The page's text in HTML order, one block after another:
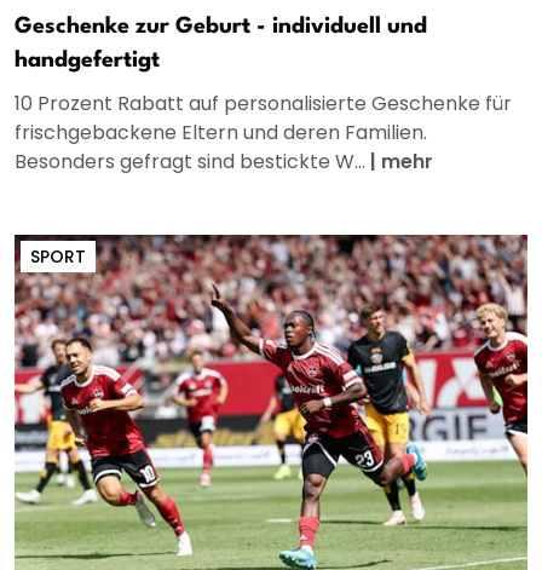
Geschenke zur Geburt - individuell und
handgefertigt
10 Prozent Rabatt auf personalisierte Geschenke für
frischgebackene Eltern und deren Familien.
Besonders gefragt sind bestickte W... | mehr
SPORT